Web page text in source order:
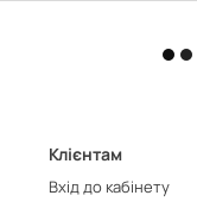
Клієнтам
Вхід до кабінету